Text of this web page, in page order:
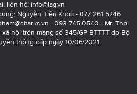
liên hệ: info@lag.vn
Nguyễn Tiến Khoa - 077 261 5246
- 093 745 0540 - Mr. Thơi
hội trên mạng số 345/GP-BTTTT do Bộ
thông cấp ngày 10/06/2021.